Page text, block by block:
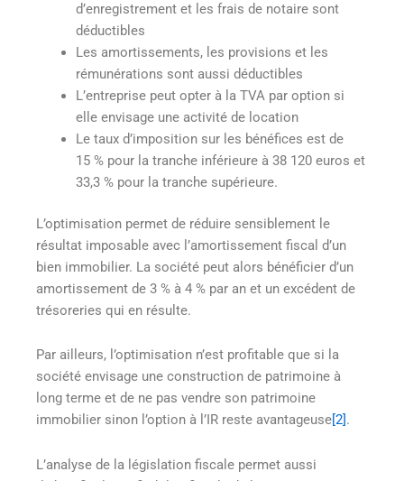
d’enregistrement et les frais de notaire sont
déductibles
Les amortissements, les provisions et les
rémunérations sont aussi déductibles
L’entreprise peut opter à la TVA par option si
elle envisage une activité de location
Le taux d’imposition sur les bénéfices est de
15 % pour la tranche inférieure à 38 120 euros et
33,3 % pour la tranche supérieure.
L’optimisation permet de réduire sensiblement le
résultat imposable avec l’amortissement fiscal d’un
bien immobilier. La société peut alors bénéficier d’un
amortissement de 3 % à 4 % par an et un excédent de
trésoreries qui en résulte.
Par ailleurs, l’optimisation n’est profitable que si la
société envisage une construction de patrimoine à
long terme et de ne pas vendre son patrimoine
immobilier sinon l’option à l’IR reste avantageuse [2] .
L’analyse de la législation fiscale permet aussi